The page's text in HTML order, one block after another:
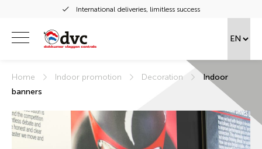
International deliveries, limitless success
Home Indoor promotion Decoration
Indoor
banners